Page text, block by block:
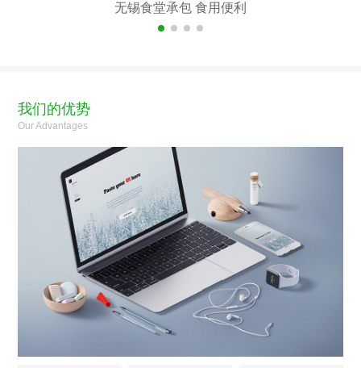
无锡食堂承包 食用便利
我们的优势
Our Advantages